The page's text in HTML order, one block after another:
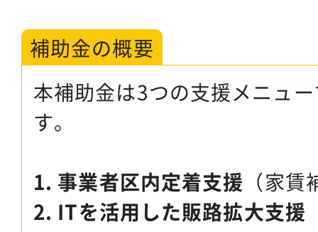
補助金の概要
本補助金は3つの支援メニュ
す。
1. 事業者区内定着支援 （家
2. ITを活用した販路拡大支援